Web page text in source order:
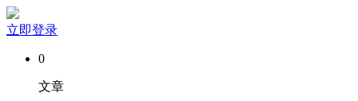
立即登录
0
文章